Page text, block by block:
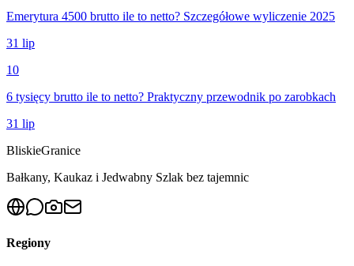
Emerytura 4500 brutto ile to netto? Szczegółowe wyliczenie 2025
31 lip
10
6 tysięcy brutto ile to netto? Praktyczny przewodnik po zarobkach
31 lip
BliskieGranice
Bałkany, Kaukaz i Jedwabny Szlak bez tajemnic
Regiony